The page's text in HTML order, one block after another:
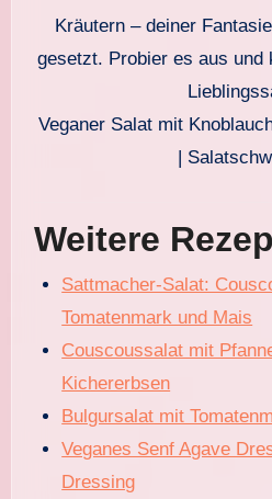
Veganer Salat mit
|
Weitere
Sattmacher-Salat:
Tomatenmark und Mais
Couscoussalat mit
Kichererbsen
Bulgursalat mit
Veganes Senf Agave
Dressing